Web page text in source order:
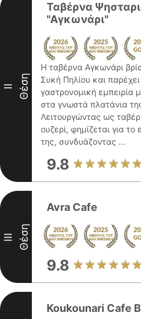
II Θέση
Ταβέρνα
"Αγκωνάρι"
Η ταβέρνα Αγκωνάρι
Συκή Πηλίου και παρέχει
γαστρονομική εμπειρία
στα γνωστά πλατάνια
Λειτουργώντας ως
ουζερί, φημίζεται για
της, συνδυάζοντας ...
9.8
III Θέση
Avra Cafe
9.8
Koukounari Cafe